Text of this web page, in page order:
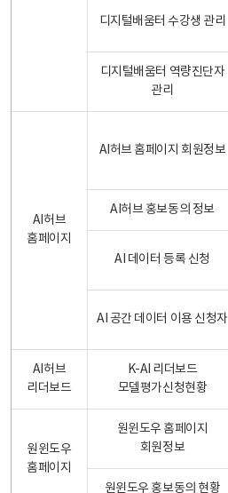
디지털배움터 수강생 관리
디지털배움터 역량진단자
관리
AI허브
홈페이지
AI허브 홈페이지 회원정보
AI허브 홍보동의 정보
AI 데이터 등록 신청
AI 공간 데이터 이용 신청자
AI허브
리더보드
K-AI 리더보드
모델평가신청현황
원윈도우
홈페이지
원윈도우 홈페이지
회원정보
원윈도우 홍보동의 현황